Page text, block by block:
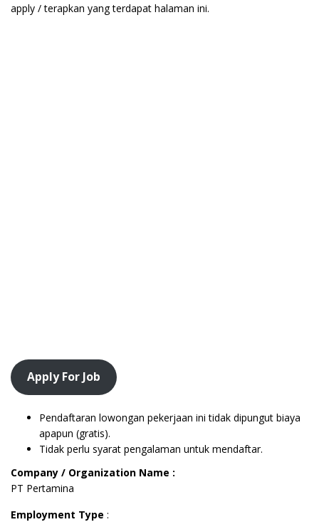
apply / terapkan yang terdapat halaman ini.
Apply For Job
Pendaftaran lowongan pekerjaan ini tidak dipungut biaya
apapun (gratis).
Tidak perlu syarat pengalaman untuk mendaftar.
Company / Organization Name :
PT Pertamina
Employment Type :